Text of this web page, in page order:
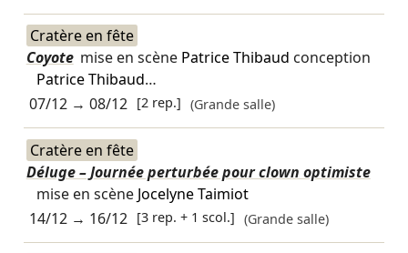
Cratère en fête
Coyote mise en scène Patrice Thibaud conception
Patrice Thibaud…
07/12→ 08/12 [2 rep.] (Grande salle)
Cratère en fête
Déluge – Journée perturbée pour clown optimiste
mise en scène Jocelyne Taimiot
14/12→ 16/12 [3 rep. + 1 scol.] (Grande salle)